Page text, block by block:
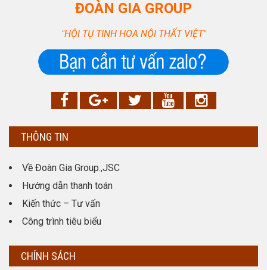
ĐOÀN GIA GROUP
"HỘI TỤ TINH HOA NỘI THẤT VIỆT"
THÔNG TIN
Về Đoàn Gia Group.,JSC
Hướng dẫn thanh toán
Kiến thức – Tư vấn
Công trình tiêu biểu
CHÍNH SÁCH